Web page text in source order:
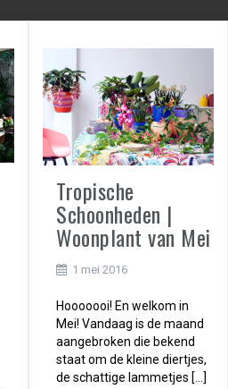
Tropische
Schoonheden |
Woonplant van Mei
1 mei 2016
Hooooooi! En welkom in
Mei! Vandaag is de maand
aangebroken die bekend
staat om de kleine diertjes,
de schattige lammetjes […]